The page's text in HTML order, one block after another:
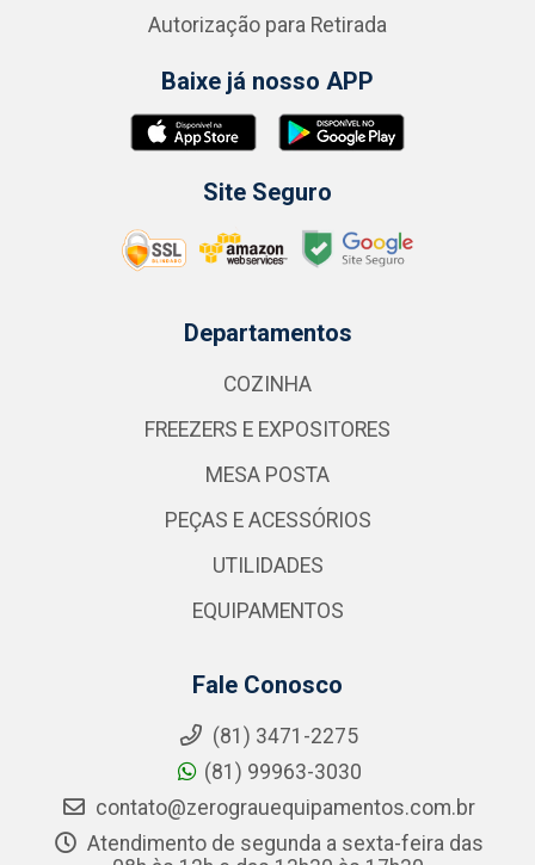
Autorização para Retirada
Baixe já nosso APP
Site Seguro
Departamentos
COZINHA
FREEZERS E EXPOSITORES
MESA POSTA
PEÇAS E ACESSÓRIOS
UTILIDADES
EQUIPAMENTOS
Fale Conosco
(81) 3471-2275
(81) 99963-3030
contato@zerograuequipamentos.com.br
Atendimento de segunda a sexta-feira das